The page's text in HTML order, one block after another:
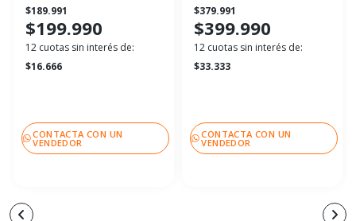
$189.991
$199.990
12 cuotas sin interés de:
$16.666
CONTACTA CON UN
VENDEDOR
$379.991
$399.990
12 cuotas sin interés de:
$33.333
CONTACTA CON UN
VENDEDOR